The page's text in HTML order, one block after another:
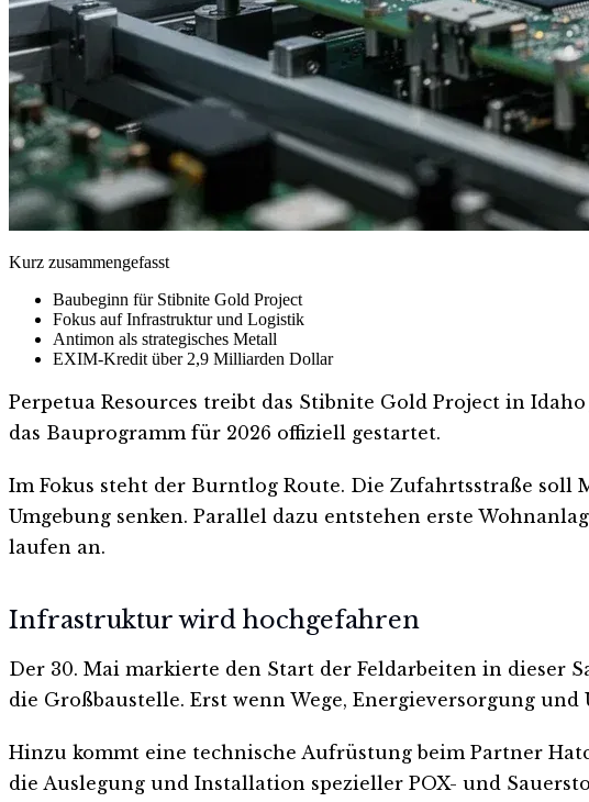
Kurz zusammengefasst
Baubeginn für Stibnite Gold Project
Fokus auf Infrastruktur und Logistik
Antimon als strategisches Metall
EXIM-Kredit über 2,9 Milliarden Dollar
Perpetua Resources treibt das Stibnite Gold Project in
das Bauprogramm für 2026 offiziell gestartet.
Im Fokus steht der Burntlog Route. Die Zufahrtsstraße
Umgebung senken. Parallel dazu entstehen erste
laufen an.
Infrastruktur wird hochgefahren
Der 30. Mai markierte den Start der Feldarbeiten in dieser
die Großbaustelle. Erst wenn Wege, Energieversorgung
Hinzu kommt eine technische Aufrüstung beim Partner
die Auslegung und Installation spezieller POX- und